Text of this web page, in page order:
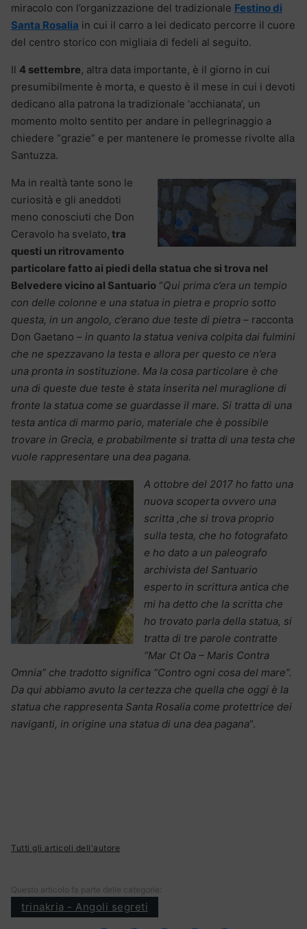
miracolo con l’organizzazione del tradizionale Festino di
Santa Rosalia in cui il carro a lei dedicato percorre il cuore
del centro storico con migliaia di fedeli al seguito.
Il 4 settembre, altra data importante, è il giorno in cui
presumibilmente è morta, e questo è il mese in cui i devoti
dedicano alla patrona la tradizionale ‘acchianata’, un
momento molto sentito per andare in pellegrinaggio a
chiedere “grazie” e per mantenere le promesse rivolte alla
Santuzza.
Ma in realtà tante sono le
curiosità e gli aneddoti
meno conosciuti che Don
Ceravolo ha svelato, tra
questi un ritrovamento
particolare fatto ai piedi della statua che si trova nel
Belvedere vicino al Santuario “Qui prima c’era un tempio
con delle colonne e una statua in pietra e proprio sotto
questa, in un angolo, c’erano due teste di pietra – racconta
Don Gaetano – in quanto la statua veniva colpita dai fulmini
che ne spezzavano la testa e allora per questo ce n’era
una pronta in sostituzione. Ma la cosa particolare è che
una di queste due teste è stata inserita nel muraglione di
fronte la statua come se guardasse il mare. Si tratta di una
testa antica di marmo pario, materiale che è possibile
trovare in Grecia, e probabilmente si tratta di una testa che
vuole rappresentare una dea pagana.
A ottobre del 2017 ho fatto una
nuova scoperta ovvero una
scritta ,che si trova proprio
sulla testa, che ho fotografato
e ho dato a un paleografo
archivista del Santuario
esperto in scrittura antica che
mi ha detto che la scritta che
ho trovato parla della statua, si
tratta di tre parole contratte
“Mar Ct Oa – Maris Contra
Omnia” che tradotto significa “Contro ogni cosa del mare”.
Da qui abbiamo avuto la certezza che quella che oggi è la
statua che rappresenta Santa Rosalia come protettrice dei
naviganti, in origine una statua di una dea pagana“.
Tutti gli articoli dell'autore
Questo articolo fa parte delle categorie:
trinakria - Angoli segreti